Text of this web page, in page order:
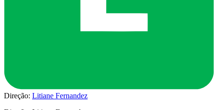
Direção: Litiane Fernandez